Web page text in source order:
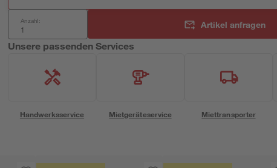
Anzahl: Artikel anfragen
Unsere passenden Services
Handwerksservice Mietgeräteservice Miettransporter